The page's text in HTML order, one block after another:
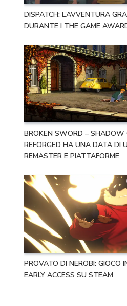
DISPATCH: L’AVVENTURA
DURANTE I THE GAME
BROKEN SWORD – SHADOW
REFORGED HA UNA DATA DI
REMASTER E PIATTAFORME
PROVATO DI NEROBI: GIOCO
EARLY ACCESS SU STEAM